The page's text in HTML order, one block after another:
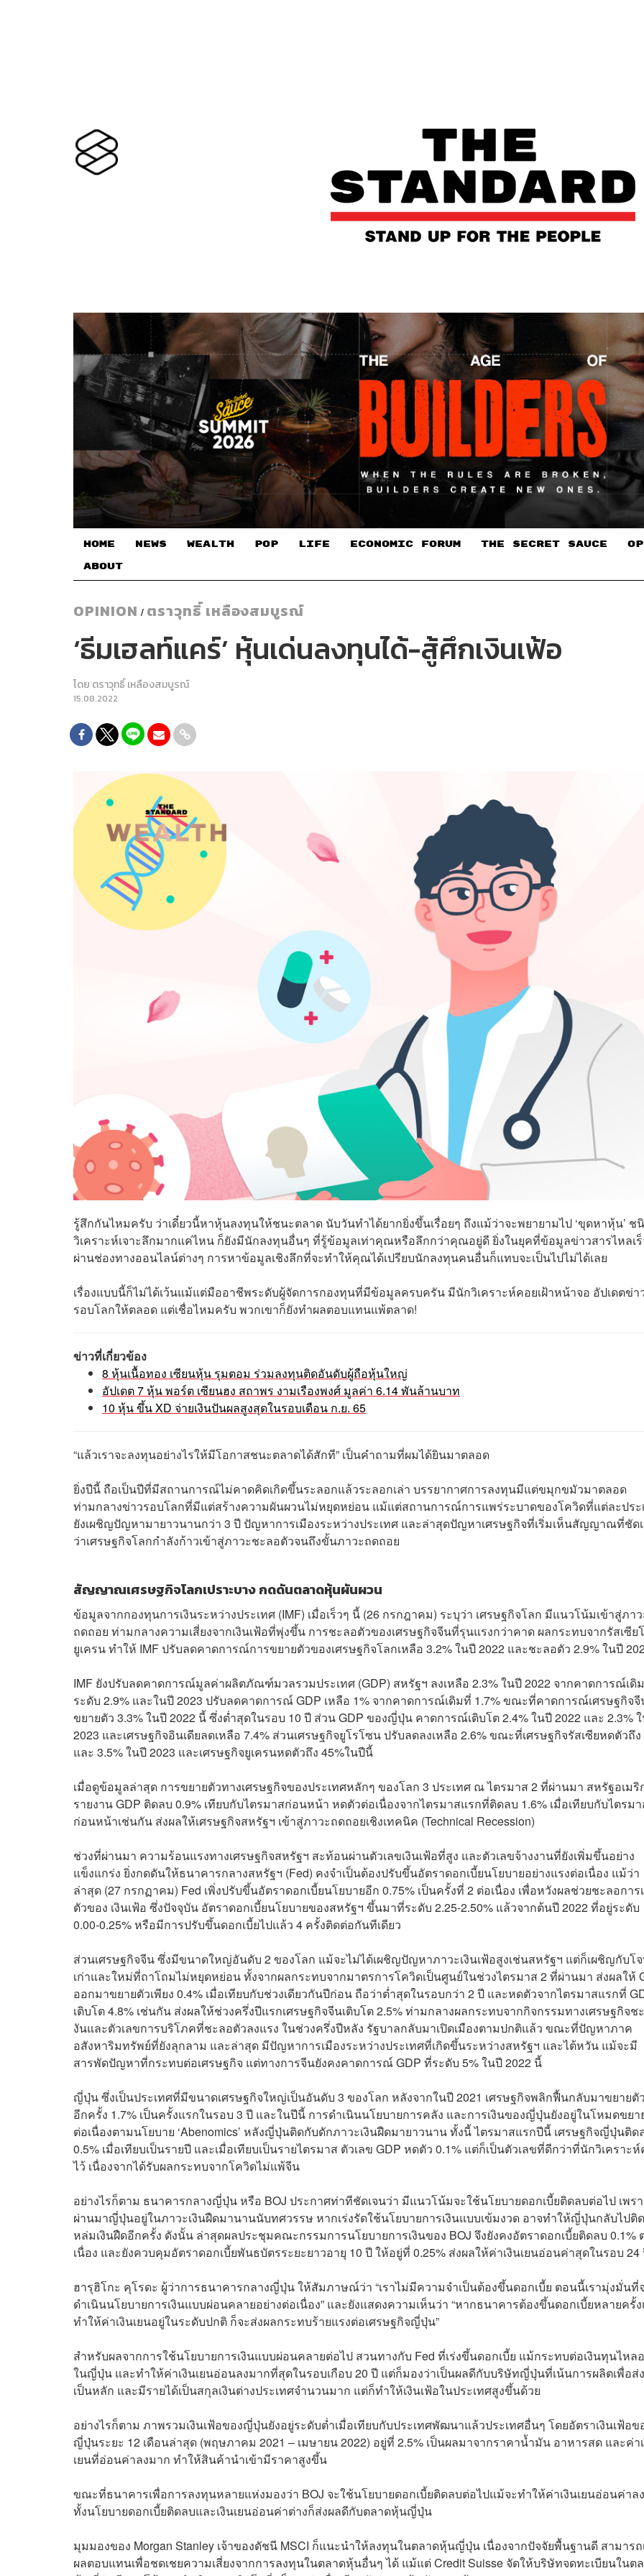
HOME NEWS WEALTH POP LIFE ECONOMIC FORUM THE SECRET SAUCE​
ABOUT
OPINION / ตราวุทธิ์ เหลืองสมบูรณ์
‘ธีมเฮลท์แคร์’ หุ้นเด่นลงทุนได้-สู้ศึกเงินเฟ้อ
โดย ตราวุทธิ์ เหลืองสมบูรณ์
15.08.2022
รู้สึกกันไหมครับ ว่าเดี๋ยวนี้หาหุ้นลงทุนให้ชนะตลาด นับวันทำได้ยากยิ่งขึ้นเรื่อยๆ ถึงแม้ว่าจะพยายามไป ‘ขุดหาหุ้น’ ช
วิเคราะห์เจาะลึกมากแค่ไหน ก็ยังมีนักลงทุนอื่นๆ ที่รู้ข้อมูลเท่าคุณหรือลึกกว่าคุณอยู่ดี ยิ่งในยุคที่ข้อมูลข่าวสารไหลเ
ผ่านช่องทางออนไลน์ต่างๆ การหาข้อมูลเชิงลึกที่จะทำให้คุณได้เปรียบนักลงทุนคนอื่นก็แทบจะเป็นไปไม่ได้เลย
เรื่องแบบนี้ก็ไม่ได้เว้นแม้แต่มืออาชีพระดับผู้จัดการกองทุนที่มีข้อมูลครบครัน มีนักวิเคราะห์คอยเฝ้าหน้าจอ อัปเดตข่า
รอบโลกให้ตลอด แต่เชื่อไหมครับ พวกเขาก็ยังทำผลตอบแทนแพ้ตลาด!
ข่าวที่เกี่ยวข้อง
8 หุ้นเนื้อทอง เซียนหุ้น รุมตอม ร่วมลงทุนติดอันดับผู้ถือหุ้นใหญ่
อัปเดต 7 หุ้น พอร์ต เซียนฮง สถาพร งามเรืองพงศ์ มูลค่า 6.14 พันล้านบาท
10 หุ้น ขึ้น XD จ่ายเงินปันผลสูงสุดในรอบเดือน ก.ย. 65
“แล้วเราจะลงทุนอย่างไรให้มีโอกาสชนะตลาดได้สักที” เป็นคำถามที่ผมได้ยินมาตลอด
ยิ่งปีนี้ ถือเป็นปีที่มีสถานการณ์ไม่คาดคิดเกิดขึ้นระลอกแล้วระลอกเล่า บรรยากาศการลงทุนมีแต่ขมุกขมัวมาตลอด
ท่ามกลางข่าวรอบโลกที่มีแต่สร้างความผันผวนไม่หยุดหย่อน แม้แต่สถานการณ์การแพร่ระบาดของโควิดที่แต่ละประ
ยังเผชิญปัญหามายาวนานกว่า 3 ปี ปัญหาการเมืองระหว่างประเทศ และล่าสุดปัญหาเศรษฐกิจที่เริ่มเห็นสัญญาณที่ชัด
ว่าเศรษฐกิจโลกกำลังก้าวเข้าสู่ภาวะชะลอตัวจนถึงขั้นภาวะถดถอย
สัญญาณเศรษฐกิจโลกเปราะบาง กดดันตลาดหุ้นผันผวน
ข้อมูลจากกองทุนการเงินระหว่างประเทศ (IMF) เมื่อเร็วๆ นี้ (26 กรกฎาคม) ระบุว่า เศรษฐกิจโลก มีแนวโน้มเข้าสู่ภา
ถดถอย ท่ามกลางความเสี่ยงจากเงินเฟ้อที่พุ่งขึ้น การชะลอตัวของเศรษฐกิจจีนที่รุนแรงกว่าคาด ผลกระทบจากรัสเซีย
ยูเครน ทำให้ IMF ปรับลดคาดการณ์การขยายตัวของเศรษฐกิจโลกเหลือ 3.2% ในปี 2022 และชะลอตัว 2.9% ในปี
IMF ยังปรับลดคาดการณ์มูลค่าผลิตภัณฑ์มวลรวมประเทศ (GDP) สหรัฐฯ ลงเหลือ 2.3% ในปี 2022 จากคาดการณ์เดิ
ระดับ 2.9% และในปี 2023 ปรับลดคาดการณ์ GDP เหลือ 1% จากคาดการณ์เดิมที่ 1.7% ขณะที่คาดการณ์เศรษฐกิจ
ขยายตัว 3.3% ในปี 2022 นี้ ซึ่งต่ำสุดในรอบ 10 ปี ส่วน GDP ของญี่ปุ่น คาดการณ์เติบโต 2.4% ในปี 2022 และ 2.3%
2023 และเศรษฐกิจอินเดียลดเหลือ 7.4% ส่วนเศรษฐกิจยูโรโซน ปรับลดลงเหลือ 2.6% ขณะที่เศรษฐกิจรัสเซียหดตัวถึง
และ 3.5% ในปี 2023 และเศรษฐกิจยูเครนหดตัวถึง 45%ในปีนี้
เมื่อดูข้อมูลล่าสุด การขยายตัวทางเศรษฐกิจของประเทศหลักๆ ของโลก 3 ประเทศ ณ ไตรมาส 2 ที่ผ่านมา สหรัฐอเมริ
รายงาน GDP ติดลบ 0.9% เทียบกับไตรมาสก่อนหน้า หดตัวต่อเนื่องจากไตรมาสแรกที่ติดลบ 1.6% เมื่อเทียบกับไตรม
ก่อนหน้าเช่นกัน ส่งผลให้เศรษฐกิจสหรัฐฯ เข้าสู่ภาวะถดถอยเชิงเทคนิค (Technical Recession)
ช่วงที่ผ่านมา ความร้อนแรงทางเศรษฐกิจสหรัฐฯ สะท้อนผ่านตัวเลขเงินเฟ้อที่สูง และตัวเลขจ้างงานที่ยังเพิ่มขึ้นอย่าง
แข็งแกร่ง ยิ่งกดดันให้ธนาคารกลางสหรัฐฯ (Fed) คงจำเป็นต้องปรับขึ้นอัตราดอกเบี้ยนโยบายอย่างแรงต่อเนื่อง แม้ว่า
ล่าสุด (27 กรกฏาคม) Fed เพิ่งปรับขึ้นอัตราดอกเบี้ยนโยบายอีก 0.75% เป็นครั้งที่ 2 ต่อเนื่อง เพื่อหวังผลช่วยชะลอการ
ตัวของ เงินเฟ้อ ซึ่งปัจจุบัน อัตราดอกเบี้ยนโยบายของสหรัฐฯ ขึ้นมาที่ระดับ 2.25-2.50% แล้วจากต้นปี 2022 ที่อยู่ระดับ
0.00-0.25% หรือมีการปรับขึ้นดอกเบี้ยไปแล้ว 4 ครั้งติดต่อกันทีเดียว
ส่วนเศรษฐกิจจีน ซึ่งมีขนาดใหญ่อันดับ 2 ของโลก แม้จะไม่ได้เผชิญปัญหาภาวะเงินเฟ้อสูงเช่นสหรัฐฯ แต่ก็เผชิญกับโ
เก่าและใหม่ที่ถาโถมไม่หยุดหย่อน ทั้งจากผลกระทบจากมาตรการโควิดเป็นศูนย์ในช่วงไตรมาส 2 ที่ผ่านมา ส่งผลให้
ออกมาขยายตัวเพียง 0.4% เมื่อเทียบกับช่วงเดียวกันปีก่อน ถือว่าต่ำสุดในรอบกว่า 2 ปี และหดตัวจากไตรมาสแรกที่
เติบโต 4.8% เช่นกัน ส่งผลให้ช่วงครึ่งปีแรกเศรษฐกิจจีนเติบโต 2.5% ท่ามกลางผลกระทบจากกิจกรรมทางเศรษฐกิจช
งันและตัวเลขการบริโภคที่ชะลอตัวลงแรง ในช่วงครึ่งปีหลัง รัฐบาลกลับมาเปิดเมืองตามปกติแล้ว ขณะที่ปัญหาภาค
อสังหาริมทรัพย์ที่ยังลุกลาม และล่าสุด มีปัญหาการเมืองระหว่างประเทศที่เกิดขึ้นระหว่างสหรัฐฯ และไต้หวัน แม้จะมี
สารพัดปัญหาที่กระทบต่อเศรษฐกิจ แต่ทางการจีนยังคงคาดการณ์ GDP ที่ระดับ 5% ในปี 2022 นี้
ญี่ปุ่น ซึ่งเป็นประเทศที่มีขนาดเศรษฐกิจใหญ่เป็นอันดับ 3 ของโลก หลังจากในปี 2021 เศรษฐกิจพลิกฟื้นกลับมาขยายตั
อีกครั้ง 1.7% เป็นครั้งแรกในรอบ 3 ปี และในปีนี้ การดำเนินนโยบายการคลัง และการเงินของญี่ปุ่นยังอยู่ในโหมดขยา
ต่อเนื่องตามนโยบาย ‘Abenomics’ หลังญี่ปุ่นติดกับดักภาวะเงินฝืดมายาวนาน ทั้งนี้ ไตรมาสแรกปีนี้ เศรษฐกิจญี่ปุ่นติด
0.5% เมื่อเทียบเป็นรายปี และเมื่อเทียบเป็นรายไตรมาส ตัวเลข GDP หดตัว 0.1% แต่ก็เป็นตัวเลขที่ดีกว่าที่นักวิเคราะ
ไว้ เนื่องจากได้รับผลกระทบจากโควิดไม่แพ้จีน
อย่างไรก็ตาม ธนาคารกลางญี่ปุ่น หรือ BOJ ประกาศท่าทีชัดเจนว่า มีแนวโน้มจะใช้นโยบายดอกเบี้ยติดลบต่อไป เพร
ผ่านมาญี่ปุ่นอยู่ในภาวะเงินฝืดมานานนับทศวรรษ หากเร่งรัดใช้นโยบายการเงินแบบเข้มงวด อาจทำให้ญี่ปุ่นกลับไปติด
หล่มเงินฝืดอีกครั้ง ดังนั้น ล่าสุดผลประชุมคณะกรรมการนโยบายการเงินของ BOJ จึงยังคงอัตราดอกเบี้ยติดลบ 0.1%
เนื่อง และยังควบคุมอัตราดอกเบี้ยพันธบัตรระยะยาวอายุ 10 ปี ให้อยู่ที่ 0.25% ส่งผลให้ค่าเงินเยนอ่อนค่าสุดในรอบ 24
ฮารุฮิโกะ คุโรดะ ผู้ว่าการธนาคารกลางญี่ปุ่น ให้สัมภาษณ์ว่า “เราไม่มีความจำเป็นต้องขึ้นดอกเบี้ย ตอนนี้เรามุ่งมั่นที่
ดำเนินนโยบายการเงินแบบผ่อนคลายอย่างต่อเนื่อง” และยังแสดงความเห็นว่า “หากธนาคารต้องขึ้นดอกเบี้ยหลายครั้ง
ทำให้ค่าเงินเยนอยู่ในระดับปกติ ก็จะส่งผลกระทบร้ายแรงต่อเศรษฐกิจญี่ปุ่น”
สำหรับผลจากการใช้นโยบายการเงินแบบผ่อนคลายต่อไป สวนทางกับ Fed ที่เร่งขึ้นดอกเบี้ย แม้กระทบต่อเงินทุนไหล
ในญี่ปุ่น และทำให้ค่าเงินเยนอ่อนลงมากที่สุดในรอบเกือบ 20 ปี แต่ก็มองว่าเป็นผลดีกับบริษัทญี่ปุ่นที่เน้นการผลิตเพื่อส่
เป็นหลัก และมีรายได้เป็นสกุลเงินต่างประเทศจำนวนมาก แต่ก็ทำให้เงินเฟ้อในประเทศสูงขึ้นด้วย
อย่างไรก็ตาม ภาพรวมเงินเฟ้อของญี่ปุ่นยังอยู่ระดับต่ำเมื่อเทียบกับประเทศพัฒนาแล้วประเทศอื่นๆ โดยอัตราเงินเฟ้อข
ญี่ปุ่นระยะ 12 เดือนล่าสุด (พฤษภาคม 2021 – เมษายน 2022) อยู่ที่ 2.5% เป็นผลมาจากราคาน้ำมัน อาหารสด และค่า
เยนที่อ่อนค่าลงมาก ทำให้สินค้านำเข้ามีราคาสูงขึ้น
ขณะที่ธนาคารเพื่อการลงทุนหลายแห่งมองว่า BOJ จะใช้นโยบายดอกเบี้ยติดลบต่อไปแม้จะทำให้ค่าเงินเยนอ่อนค่าล
ทั้งนโยบายดอกเบี้ยติดลบและเงินเยนอ่อนค่าต่างก็ส่งผลดีกับตลาดหุ้นญี่ปุ่น
มุมมองของ Morgan Stanley เจ้าของดัชนี MSCI ก็แนะนำให้ลงทุนในตลาดหุ้นญี่ปุ่น เนื่องจากปัจจัยพื้นฐานดี สามาร
ผลตอบแทนเพื่อชดเชยความเสี่ยงจากการลงทุนในตลาดหุ้นอื่นๆ ได้ แม้แต่ Credit Suisse จัดให้บริษัทจดทะเบียนในต